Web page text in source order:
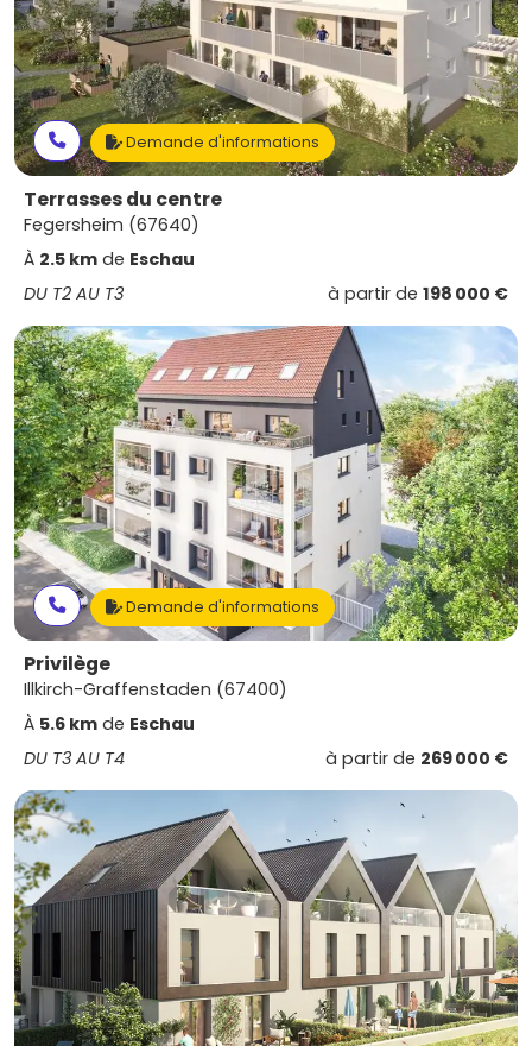
Demande d'informations
Terrasses du centre
Fegersheim (67640)
À 2.5 km de Eschau
DU T2 AU T3
à partir de 198 000 €
Demande d'informations
Privilège
Illkirch-Graffenstaden (67400)
À 5.6 km de Eschau
DU T3 AU T4
à partir de 269 000 €